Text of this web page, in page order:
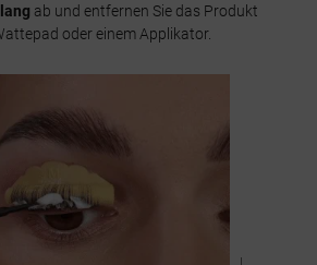
ab und entfernen Sie das Produkt
oder einem Applikator.